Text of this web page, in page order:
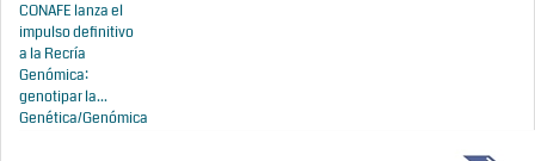
CONAFE lanza el
impulso definitivo
a la Recría
Genómica:
genotipar la...
Genética/Genómica